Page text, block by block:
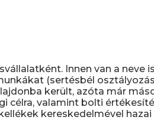
Innen van a neve
(sertésbél
került, azóta már
célra, valamint bolti
kereskedelmével